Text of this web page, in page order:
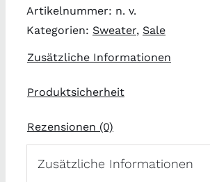
Artikelnummer: n. v.
Kategorien: Sweater, Sale
Zusätzliche Informationen
Produktsicherheit
Rezensionen (0)
Zusätzliche Informationen